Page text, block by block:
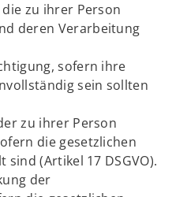
zu ihrer Person
deren Verarbeitung
sofern ihre
sein sollten
zu ihrer Person
die gesetzlichen
(Artikel 17 DSGVO).
der